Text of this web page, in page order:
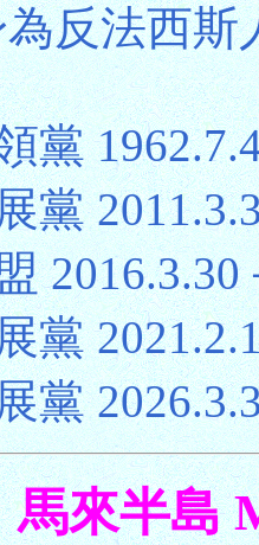
反法西斯
黨
黨
2016.3.30
黨
黨
馬來半島